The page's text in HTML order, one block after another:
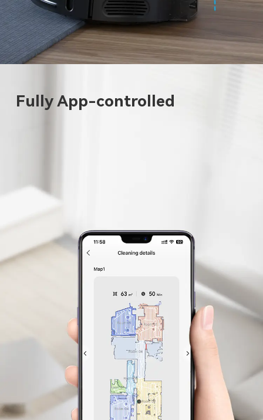
Fully App-controlled